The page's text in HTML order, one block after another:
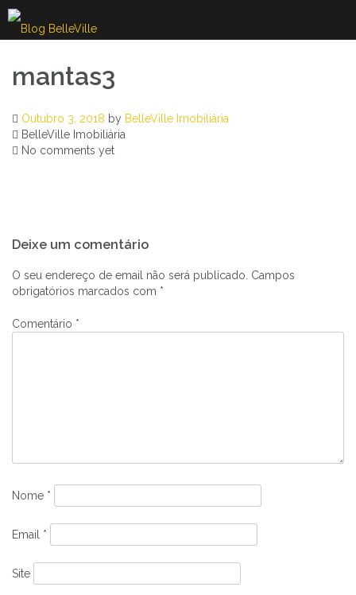
Skip
to
content
mantas3
Outubro 3, 2018 by BelleVille Imobiliária
BelleVille Imobiliária
No comments yet
de
artigos
Deixe um comentário
O seu endereço de email não será publicado. Campos
obrigatórios marcados com *
Comentário *
Nome *
Email *
Site